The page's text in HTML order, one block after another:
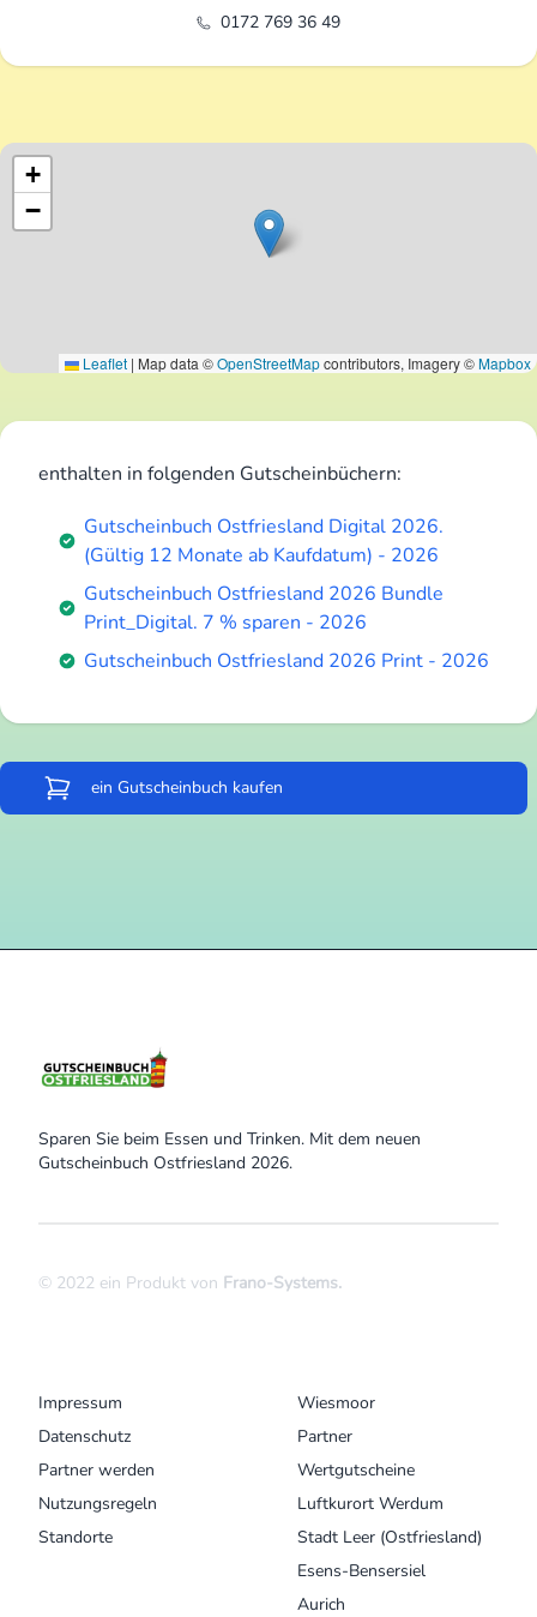
0172 769 36 49
+
−
Leaflet | Map data ©OpenStreetMapcontributors, Imagery ©Mapbox
enthalten in folgenden Gutscheinbüchern:
Gutscheinbuch Ostfriesland Digital 2026.
(Gültig 12 Monate ab Kaufdatum) - 2026
Gutscheinbuch Ostfriesland 2026 Bundle
Print_Digital. 7 % sparen - 2026
Gutscheinbuch Ostfriesland 2026 Print - 2026
ein Gutscheinbuch kaufen
Sparen Sie beim Essen und Trinken. Mit dem neuen
Gutscheinbuch Ostfriesland 2026.
© 2022 ein Produkt von Frano-Systems.
Impressum
Datenschutz
Partner werden
Nutzungsregeln
Standorte
Wiesmoor
Partner
Wertgutscheine
Luftkurort Werdum
Stadt Leer (Ostfriesland)
Esens-Bensersiel
Aurich